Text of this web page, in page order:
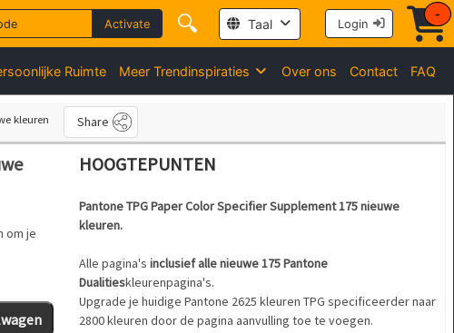
Activate 🔍 Taal Login
-
Ruimte Meer Trendinspiraties Over ons Contact FAQ
kleuren Share
om je
HOOGTEPUNTEN
Pantone TPG Paper Color Specifier Supplement 175 nieuwe
kleuren.
Alle pagina's inclusief alle nieuwe 175 Pantone
Dualitieskleurenpagina's.
Upgrade je huidige Pantone 2625 kleuren TPG specificeerder naar
2800 kleuren door de pagina aanvulling toe te voegen.